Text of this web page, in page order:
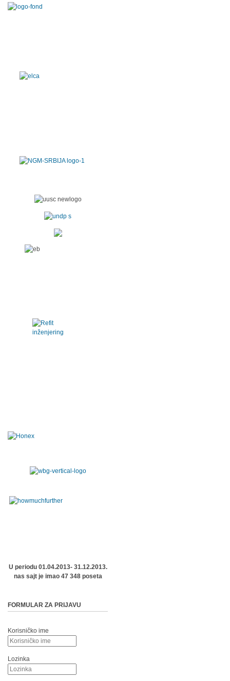
U periodu 01.04.2013- 31.12.2013.
nas sajt je imao 47 348 poseta
FORMULAR ZA PRIJAVU
Korisničko ime
Lozinka